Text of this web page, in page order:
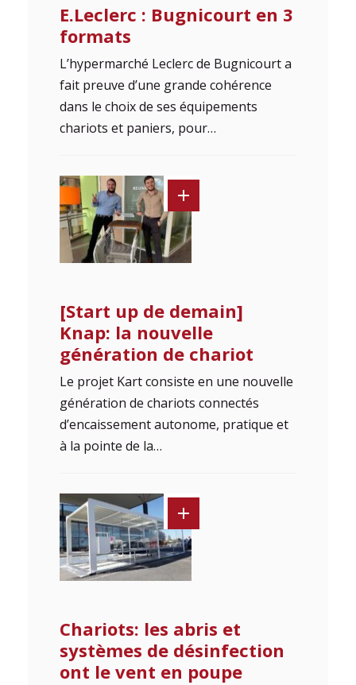
E.Leclerc : Bugnicourt en 3
formats
L’hypermarché Leclerc de Bugnicourt a
fait preuve d’une grande cohérence
dans le choix de ses équipements
chariots et paniers, pour…
[Start up de demain]
Knap: la nouvelle
génération de chariot
Le projet Kart consiste en une nouvelle
génération de chariots connectés
d’encaissement autonome, pratique et
à la pointe de la…
Chariots: les abris et
systèmes de désinfection
ont le vent en poupe